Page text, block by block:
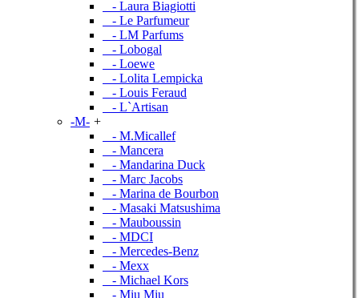
- Laura Biagiotti
- Le Parfumeur
- LM Parfums
- Lobogal
- Loewe
- Lolita Lempicka
- Louis Feraud
- L`Artisan
-M- +
- M.Micallef
- Mancera
- Mandarina Duck
- Marc Jacobs
- Marina de Bourbon
- Masaki Matsushima
- Mauboussin
- MDCI
- Mercedes-Benz
- Mexx
- Michael Kors
- Miu Miu